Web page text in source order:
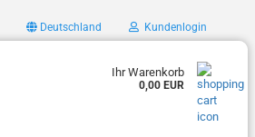
Deutschland Kundenlogin
Ihr Warenkorb
0,00 EUR